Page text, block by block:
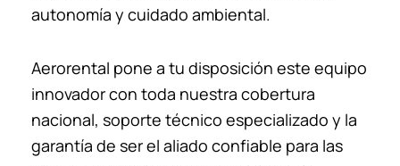
autonomía y cuidado ambiental.
Aerorental pone a tu disposición este equipo
innovador con toda nuestra cobertura
nacional, soporte técnico especializado y la
garantía de ser el aliado confiable para las